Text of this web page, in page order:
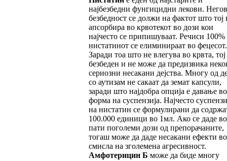
најбезбедни фунгицидни лекови.
безбедност се должи на фактот што тој
апсорбира во крвотекот во дози кои
најчесто се припишуваат. Речиси 100%
нистатинот се елиминираат во фецесот.
Заради тоа што не влегува во крвта, тој
безбеден и не може да предизвика
сериозни несакани дејства. Многу од
со аутизам не сакаат да земат капсули,
заради што најдобра опција е давање во
форма на суспензија. Најчесто
на нистатин се формулирани да
100.000 единици во 1мл. Ако се даде
пати поголеми дози од препорачаните,
тогаш може да даде несакани ефекти во
смисла на зголемена агресивност.
Амфотерицин Б може да биде многу